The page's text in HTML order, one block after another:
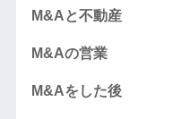
M&Aと不動産
M&Aの営業
M&Aをした後